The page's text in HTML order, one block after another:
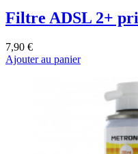
Filtre ADSL 2+
7,90 €
Ajouter au panier